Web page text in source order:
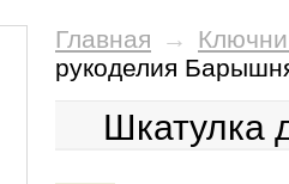
Главная →
рукоделия
Шкатулка